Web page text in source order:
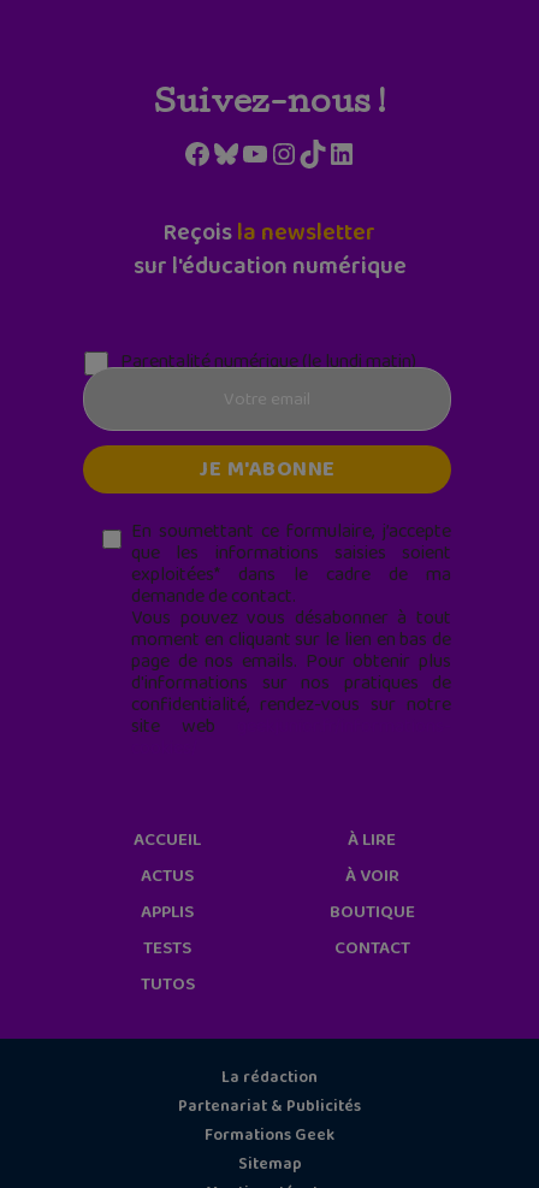
Suivez-nous !
Facebook
Bluesky
YouTube
Instagram
TikTokLinkedIn
Reçoisla newsletter
sur l'éducation numérique
Parentalité numérique (le lundi matin)
En soumettant ce formulaire, j’accepte
que les informations saisies soient
exploitées* dans le cadre de ma
demande de contact.
Vous pouvez vous désabonner à tout
moment en cliquant sur le lien en bas de
page de nos emails. Pour obtenir plus
d'informations sur nos pratiques de
confidentialité, rendez-vous sur notre
site web
ACCUEIL
ACTUS
APPLIS
TESTS
TUTOS
À LIRE
À VOIR
BOUTIQUE
CONTACT
La rédaction
Partenariat & Publicités
Formations Geek
Sitemap